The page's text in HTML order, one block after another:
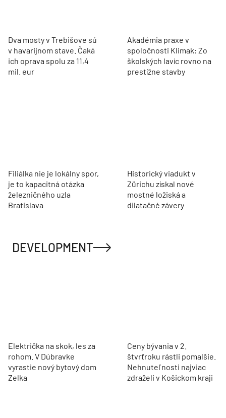
Dva mosty v Trebišove sú
v havarijnom stave. Čaká
ich oprava spolu za 11,4
mil. eur
Akadémia praxe v
spoločnosti Klimak: Zo
školských lavíc rovno na
prestížne stavby
Filiálka nie je lokálny spor,
je to kapacitná otázka
železničného uzla
Bratislava
Historický viadukt v
Zürichu získal nové
mostné ložiská a
dilatačné závery
DEVELOPMENT
Električka na skok, les za
rohom. V Dúbravke
vyrastie nový bytový dom
Zelka
Ceny bývania v 2.
štvrťroku rástli pomalšie.
Nehnuteľnosti najviac
zdraželi v Košickom kraji